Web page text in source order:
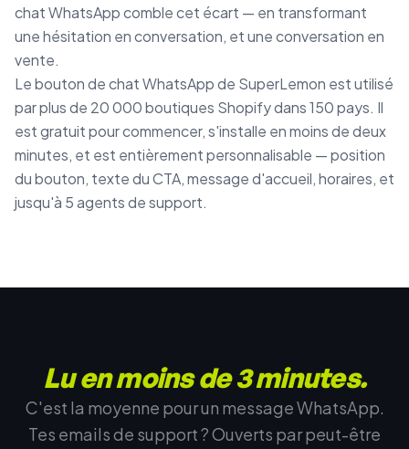
chat WhatsApp comble cet écart — en transformant
une hésitation en conversation, et une conversation en
vente.
Le bouton de chat WhatsApp de SuperLemon est utilisé
par plus de 20 000 boutiques Shopify dans 150 pays. Il
est gratuit pour commencer, s'installe en moins de deux
minutes, et est entièrement personnalisable — position
du bouton, texte du CTA, message d'accueil, horaires, et
jusqu'à 5 agents de support.
Lu en moins de 3 minutes.
C'est la moyenne pour un message WhatsApp.
Tes emails de support ? Ouverts par peut-être